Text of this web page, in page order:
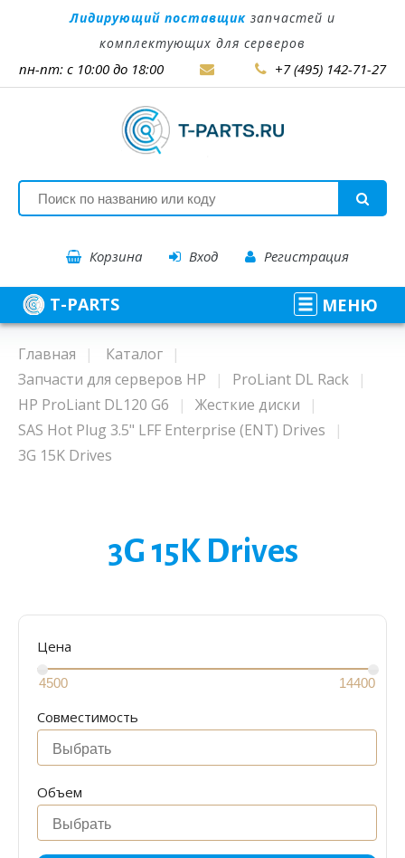
Лидирующий поставщик запчастей и
комплектующих для серверов
пн-пт: с 10:00 до 18:00 +7 (495) 142-71-27
Корзина Вход Регистрация
T-PARTS МЕНЮ
Главная
Каталог
Запчасти для серверов HP
ProLiant DL Rack
HP ProLiant DL120 G6
Жесткие диски
SAS Hot Plug 3.5" LFF Enterprise (ENT) Drives
3G 15K Drives
3G 15K Drives
Цена
Совместимость
Объем